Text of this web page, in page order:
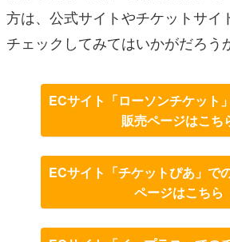
方は、公式サイトやチケットサイ
チェックしてみてはいかがだろう
ECサイト「ローソンチケット
販売ページはこち
ECサイト「チケットぴあ」で
ページはこちら